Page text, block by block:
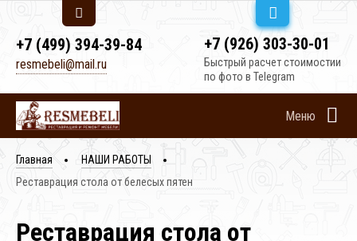
+7 (499) 394-39-84
resmebeli@mail.ru
+7 (926) 303-30-01
Быстрый расчет стоимостии
по фото в Telegram
Меню
Главная
НАШИ РАБОТЫ
Реставрация стола от белесых пятен
Реставрация стола от